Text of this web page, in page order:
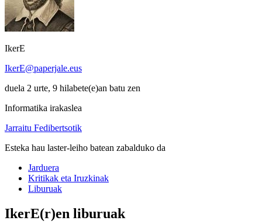
IkerE
IkerE@paperjale.eus
duela 2 urte, 9 hilabete(e)an batu zen
Informatika irakaslea
Jarraitu Fedibertsotik
Esteka hau laster-leiho batean zabalduko da
Jarduera
Kritikak eta Iruzkinak
Liburuak
IkerE(r)en liburuak